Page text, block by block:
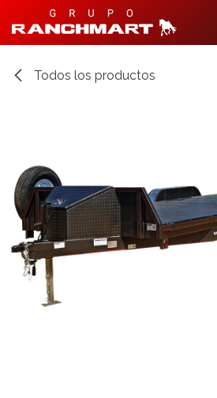
Ir al contenido
Todos los productos